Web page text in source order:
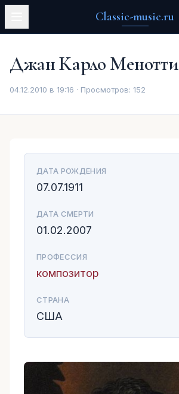
Classic-music.ru
Джан Карло Менотти
04.12.2010 в 19:16 · Просмотров: 152
ДАТА РОЖДЕНИЯ
07.07.1911
ДАТА СМЕРТИ
01.02.2007
ПРОФЕССИЯ
композитор
СТРАНА
США